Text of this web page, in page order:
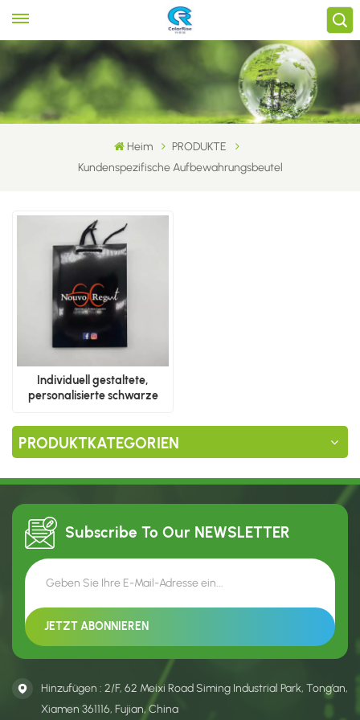
Heim
PRODUKTE
Kundenspezifische Aufbewahrungsbeutel
Individuell gestaltete,
personalisierte schwarze
PRODUKTKATEGORIEN
Subscribe To Our NEWSLETTER
Hinzufügen : 2/F, 62 Meixi Road Siming Industrial Park, Tong’an,
Xiamen 361116, Fujian, China